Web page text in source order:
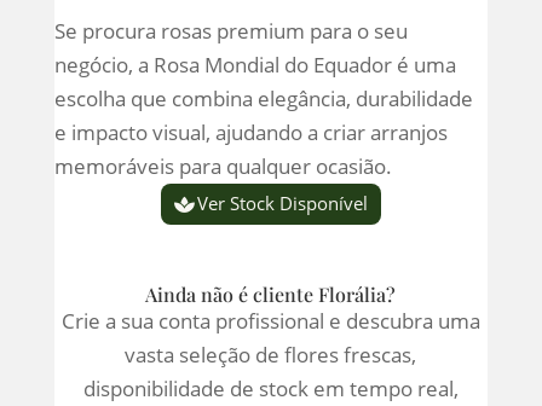
Se procura rosas premium para o seu
negócio, a Rosa Mondial do Equador é uma
escolha que combina elegância, durabilidade
e impacto visual, ajudando a criar arranjos
memoráveis para qualquer ocasião.
Ver Stock Disponível
Ainda não é cliente Florália?
Crie a sua conta profissional e descubra uma
vasta seleção de flores frescas,
disponibilidade de stock em tempo real,